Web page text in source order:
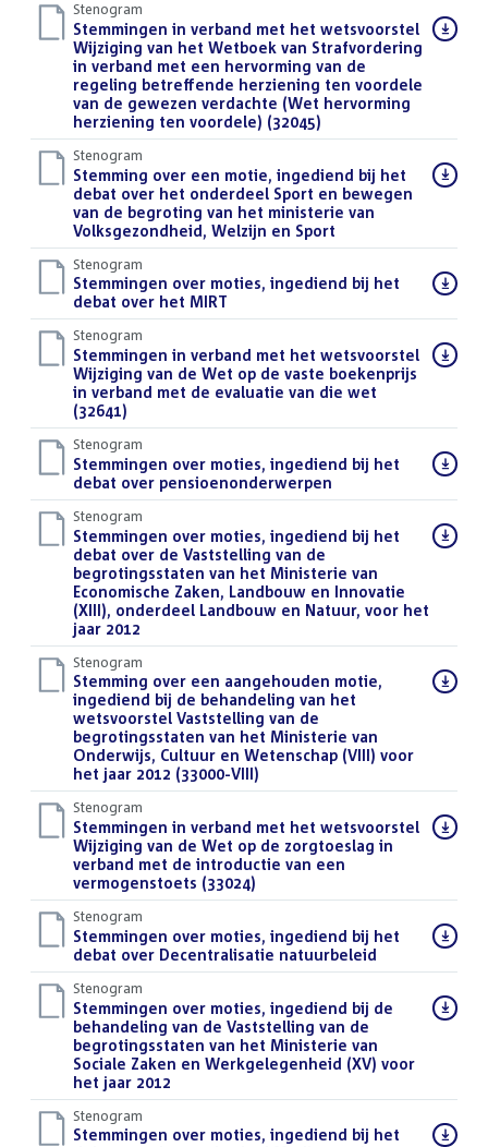
Stenogram
Download
bestand:
Stemmingen in verband met het wetsvoorstel
Wijziging van het Wetboek van Strafvordering
in verband met een hervorming van de
regeling betreffende herziening ten voordele
van de gewezen verdachte (Wet hervorming
herziening ten voordele) (32045)
Stenogram
Download
bestand:
Stemming over een motie, ingediend bij het
debat over het onderdeel Sport en bewegen
van de begroting van het ministerie van
Volksgezondheid, Welzijn en Sport
Stenogram
Download
bestand:
Stemmingen over moties, ingediend bij het
debat over het MIRT
Stenogram
Download
bestand:
Stemmingen in verband met het wetsvoorstel
Wijziging van de Wet op de vaste boekenprijs
in verband met de evaluatie van die wet
(32641)
Stenogram
Download
bestand:
Stemmingen over moties, ingediend bij het
debat over pensioenonderwerpen
Stenogram
Download
bestand:
Stemmingen over moties, ingediend bij het
debat over de Vaststelling van de
begrotingsstaten van het Ministerie van
Economische Zaken, Landbouw en Innovatie
(XIII), onderdeel Landbouw en Natuur, voor het
jaar 2012
Stenogram
Download
bestand:
Stemming over een aangehouden motie,
ingediend bij de behandeling van het
wetsvoorstel Vaststelling van de
begrotingsstaten van het Ministerie van
Onderwijs, Cultuur en Wetenschap (VIII) voor
het jaar 2012 (33000-VIII)
Stenogram
Download
bestand:
Stemmingen in verband met het wetsvoorstel
Wijziging van de Wet op de zorgtoeslag in
verband met de introductie van een
vermogenstoets (33024)
Stenogram
Download
bestand:
Stemmingen over moties, ingediend bij het
debat over Decentralisatie natuurbeleid
Stenogram
Download
bestand:
Stemmingen over moties, ingediend bij de
behandeling van de Vaststelling van de
begrotingsstaten van het Ministerie van
Sociale Zaken en Werkgelegenheid (XV) voor
het jaar 2012
Stenogram
Download
Stemmingen over moties, ingediend bij het